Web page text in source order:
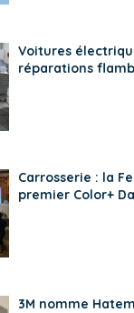
Voitures
réparations
Carrosserie : la
premier Color+
3M nomme